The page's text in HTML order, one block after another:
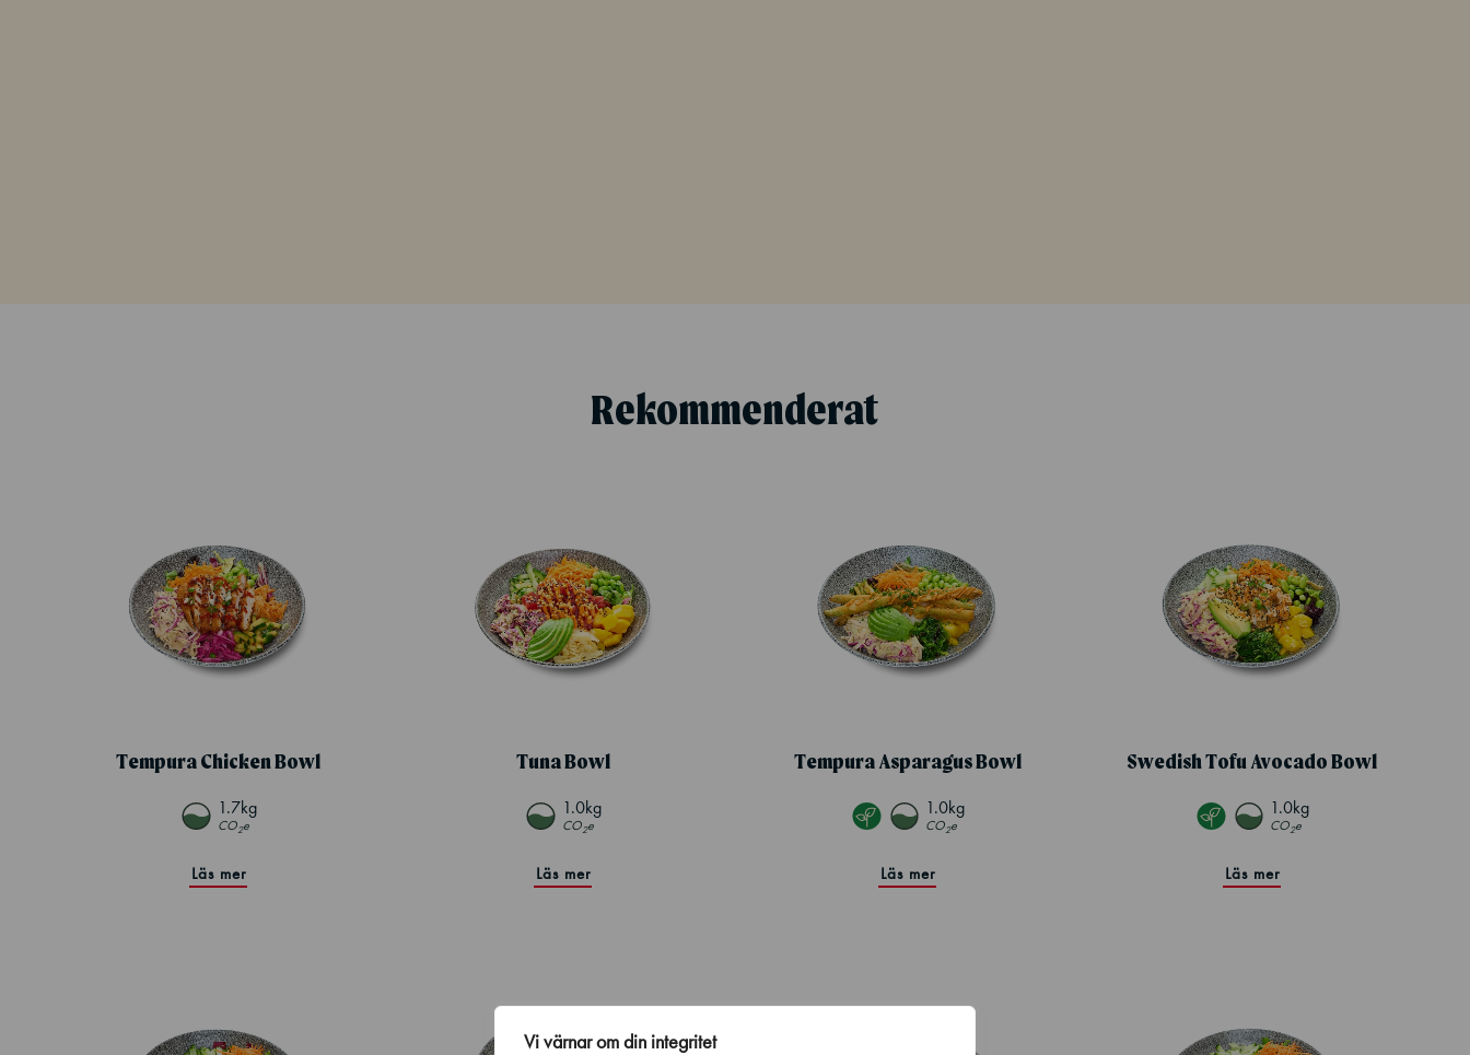
Vi värnar om din integritet
Rekommenderat
Tempura Chicken Bowl
1.7kg
CO2e
Läs mer
Tuna Bowl
1.0kg
CO2e
Läs mer
Tempura Asparagus Bowl
1.0kg
CO2e
Läs mer
Swedish Tofu Avocado Bowl
1.0kg
CO2e
Läs mer